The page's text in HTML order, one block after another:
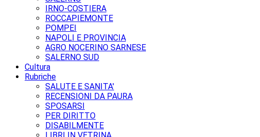
IRNO-COSTIERA
ROCCAPIEMONTE
POMPEI
NAPOLI E PROVINCIA
AGRO NOCERINO SARNESE
SALERNO SUD
Cultura
Rubriche
SALUTE E SANITA'
RECENSIONI DA PAURA
SPOSARSI
PER DIRITTO
DISABILMENTE